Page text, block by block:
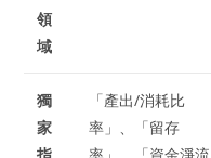
領
域
獨
家
「產出/消耗比
率」、「留存